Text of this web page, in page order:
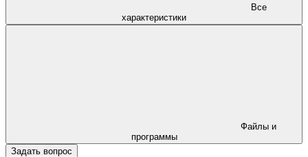
характеристики
программы
Задать вопрос